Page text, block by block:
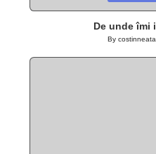
in
De unde îmi
Posted
Bycostinneata